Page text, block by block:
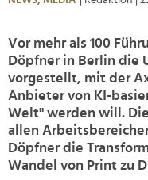
Vor mehr als 100
Döpfner in Berlin die
vorgestellt, mit der
Anbieter von KI-
Welt" werden will.
allen
Döpfner die
Wandel von Print zu